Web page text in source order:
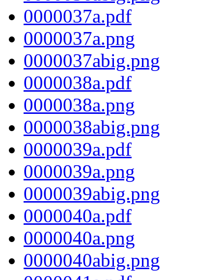
0000037a.pdf
0000037a.png
0000037abig.png
0000038a.pdf
0000038a.png
0000038abig.png
0000039a.pdf
0000039a.png
0000039abig.png
0000040a.pdf
0000040a.png
0000040abig.png